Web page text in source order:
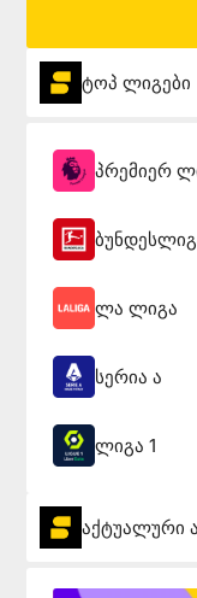
ტოპ ლიგები
პრემიერ
ლა ლიგა
სერია ა
ლიგა 1
აქტუალური